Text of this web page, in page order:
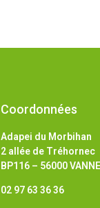
Coordonnées
Adapei du Morbihan
2 allée de Tréhornec
BP116 – 56000
02 97 63 36 36